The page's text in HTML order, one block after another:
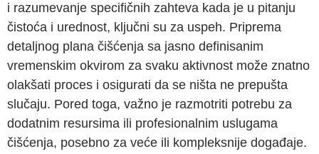
i razumevanje specifičnih zahteva kada je u pitanju
čistoća i urednost, ključni su za uspeh. Priprema
detaljnog plana čišćenja sa jasno definisanim
vremenskim okvirom za svaku aktivnost može znatno
olakšati proces i osigurati da se ništa ne prepušta
slučaju. Pored toga, važno je razmotriti potrebu za
dodatnim resursima ili profesionalnim uslugama
čišćenja, posebno za veće ili kompleksnije događaje.